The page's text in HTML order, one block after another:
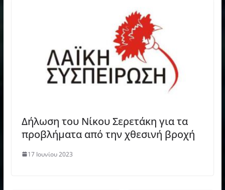
Δήλωση του Νίκου Σερετάκη για τα
προβλήματα από την χθεσινή βροχή
17 Ιουνίου 2023